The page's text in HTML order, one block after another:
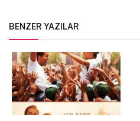
BENZER YAZILAR